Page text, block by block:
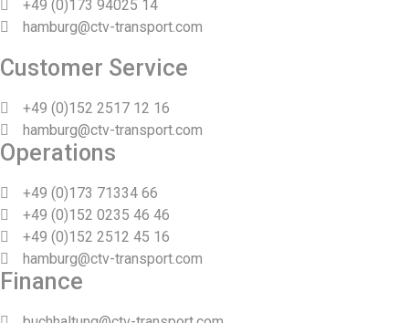
+49 (0)173 94025 14
hamburg@ctv-transport.com
Customer Service
+49 (0)152 2517 12 16
hamburg@ctv-transport.com
Operations
+49 (0)173 71334 66
+49 (0)152 0235 46 46
+49 (0)152 2512 45 16
hamburg@ctv-transport.com
Finance